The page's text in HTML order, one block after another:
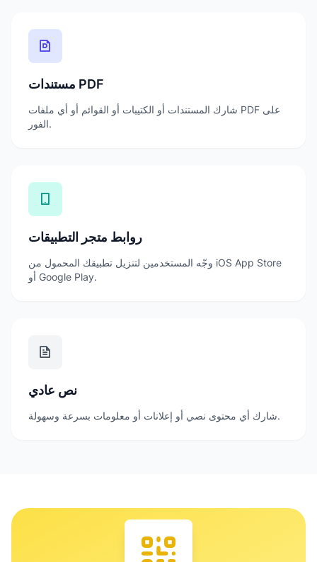
مستندات PDF
شارك المستندات أو الكتيبات أو القوائم أو أي ملفات PDF على
الفور.
روابط متجر التطبيقات
وجّه المستخدمين لتنزيل تطبيقك المحمول من iOS App Store
أو Google Play.
نص عادي
شارك أي محتوى نصي أو إعلانات أو معلومات بسرعة وسهولة.